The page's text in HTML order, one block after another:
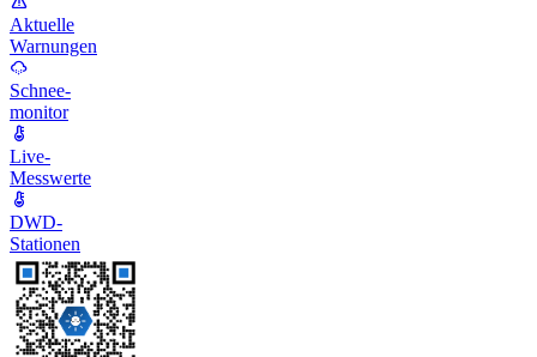
Aktuelle
Warnungen
Schnee-
monitor
Live-
Messwerte
DWD-
Stationen